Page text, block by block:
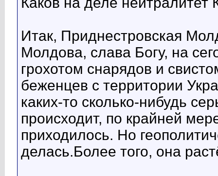
Итак, Приднестровская
Молдова, слава Богу, на
грохотом снарядов и
беженцев с территории
каких-то сколько-нибудь
происходит, по крайней
приходилось. Но
делась.Более того, она